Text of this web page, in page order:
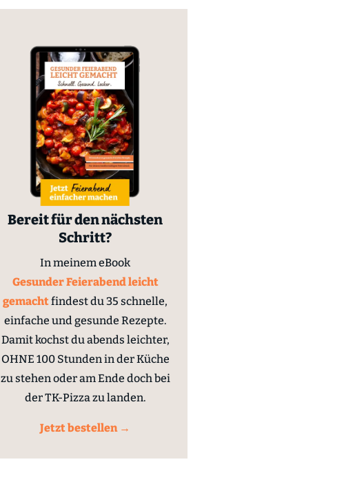
Bereit für den nächsten
Schritt?
In meinem eBook
Gesunder Feierabend leicht
gemachtfindest du 35 schnelle,
einfache und gesunde Rezepte.
Damit kochst du abends leichter,
OHNE 100 Stunden in der Küche
zu stehen oder am Ende doch bei
der TK-Pizza zu landen.
Jetzt bestellen →